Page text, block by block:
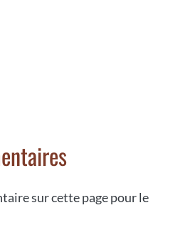
sur cette page pour le